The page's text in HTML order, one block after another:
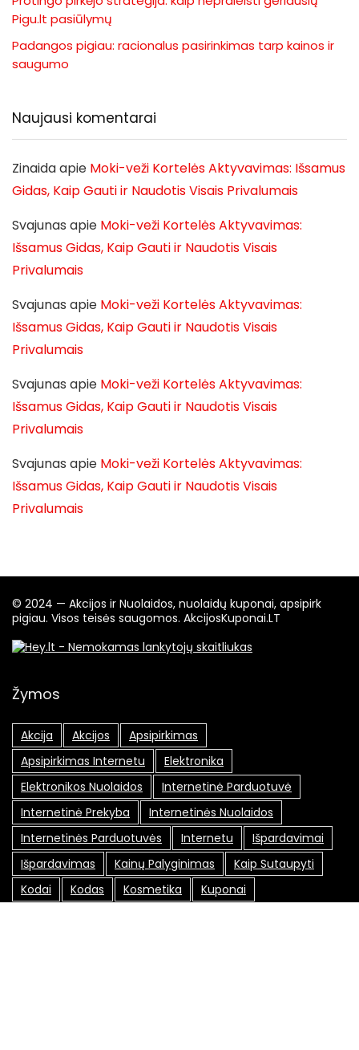
Pigu.lt pasiūlymų
Padangos pigiau: racionalus pasirinkimas tarp kainos ir
saugumo
Naujausi komentarai
Zinaidaapie Moki-veži Kortelės Aktyvavimas: Išsamus
Gidas, Kaip Gauti ir Naudotis Visais Privalumais
Svajunas apie Moki-veži Kortelės Aktyvavimas:
Išsamus Gidas, Kaip Gauti ir Naudotis Visais
Privalumais
Svajunas apie Moki-veži Kortelės Aktyvavimas:
Išsamus Gidas, Kaip Gauti ir Naudotis Visais
Privalumais
Svajunas apie Moki-veži Kortelės Aktyvavimas:
Išsamus Gidas, Kaip Gauti ir Naudotis Visais
Privalumais
Svajunas apie Moki-veži Kortelės Aktyvavimas:
Išsamus Gidas, Kaip Gauti ir Naudotis Visais
Privalumais
© 2024 — Akcijos ir Nuolaidos, nuolaidų kuponai, apsipirk
pigiau. Visos teisės saugomos. AkcijosKuponai.LT
Žymos
Akcija Akcijos
Apsipirkimas
Apsipirkimas Internetu
Elektronika
Elektronikos Nuolaidos
Internetinė Parduotuvė
Internetinė Prekyba
Internetinės Nuolaidos
Internetinės Parduotuvės
Internetu
Išpardavimai
Išpardavimas
Kainų Palyginimas
Kaip Sutaupyti
Kodai
Kodas Kosmetika
Kuponai